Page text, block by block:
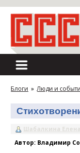
Блоги » Люди и
Шабалкина Елена
Автор: Владимир